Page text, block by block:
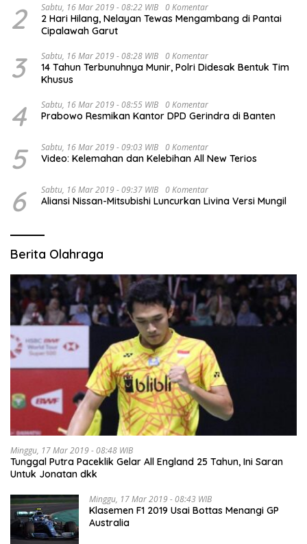
2 Sabtu, 16 Mar 2019 - 08:22 WIB 0 Komentar
2 Hari Hilang, Nelayan Tewas Mengambang di Pantai
Cipalawah Garut
3 Sabtu, 16 Mar 2019 - 08:28 WIB 0 Komentar
14 Tahun Terbunuhnya Munir, Polri Didesak Bentuk Tim
Khusus
4 Sabtu, 16 Mar 2019 - 08:55 WIB 0 Komentar
Prabowo Resmikan Kantor DPD Gerindra di Banten
5 Sabtu, 16 Mar 2019 - 09:03 WIB 0 Komentar
Video: Kelemahan dan Kelebihan All New Terios
6 Sabtu, 16 Mar 2019 - 09:37 WIB 0 Komentar
Aliansi Nissan-Mitsubishi Luncurkan Livina Versi Mungil
Berita Olahraga
Minggu, 17 Mar 2019 - 08:48 WIB
Tunggal Putra Paceklik Gelar All England 25 Tahun, Ini Saran
Untuk Jonatan dkk
Minggu, 17 Mar 2019 - 08:43 WIB
Klasemen F1 2019 Usai Bottas Menangi GP
Australia